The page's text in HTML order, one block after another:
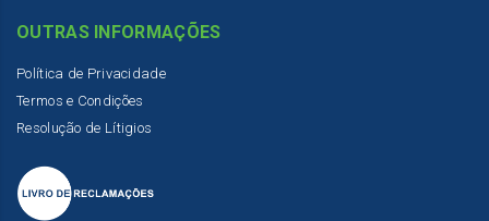
OUTRAS INFORMAÇÕES
Política de Privacidade
Termos e Condições
Resolução de Lítigios